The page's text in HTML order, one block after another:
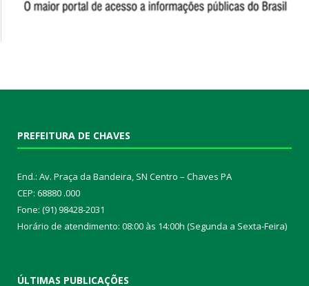
PREFEITURA DE CHAVES
End.: Av. Praça da Bandeira, SN Centro – Chaves PA
CEP: 68880 .000
Fone: (91) 98428-2031
Horário de atendimento: 08:00 às 14:00h (Segunda a Sexta-Feira)
ÚLTIMAS PUBLICAÇÕES